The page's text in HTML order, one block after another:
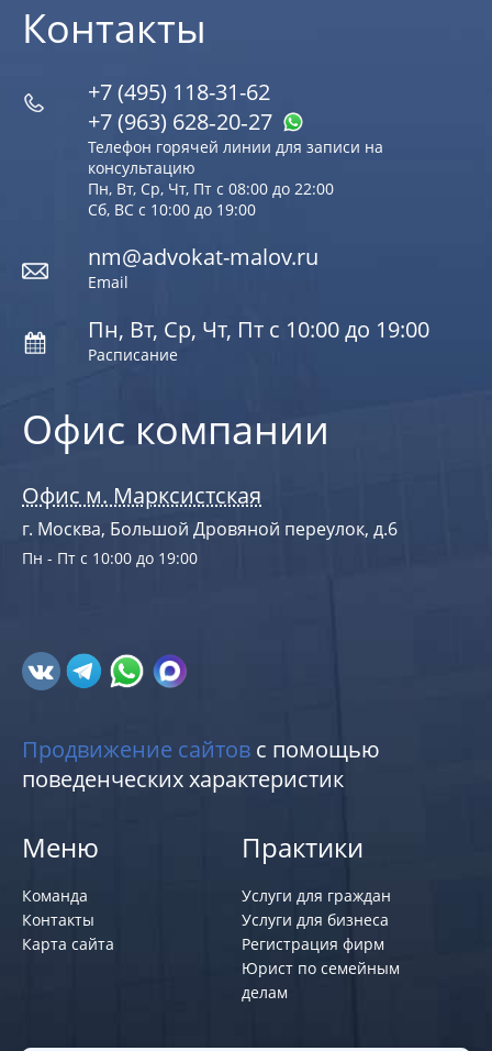
Офис компании
Офис м. Марксистская
г. Москва, Большой Дровяной переулок, д.6
Пн - Пт с 10:00 до 19:00
Контакты
+7 (495) 118-31-62
+7 (963) 628‑20‑27
Телефон горячей линии для записи на
консультацию
Пн, Вт, Ср, Чт, Пт с 08:00 до 22:00
Сб, ВС с 10:00 до 19:00
nm@advokat-malov.ru
Email
Пн, Вт, Ср, Чт, Пт с 10:00 до 19:00
Расписание
Продвижение сайтов с помощью
поведенческих характеристик
Меню
Команда
Контакты
Карта сайта
Практики
Услуги для граждан
Услуги для бизнеса
Регистрация фирм
Юрист по семейным
делам